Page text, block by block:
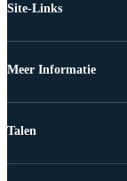
Site-Links
Meer Informatie
Talen